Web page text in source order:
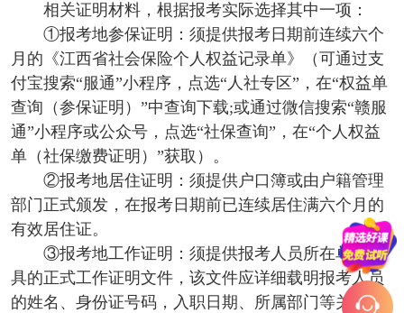
相关证明材料，根据报考实际选择其中一项：
①报考地参保证明：须提供报考日期前连续六个
月的《江西省社会保险个人权益记录单》（可通过支
付宝搜索“服通”小程序，点选“人社专区”，在“权益单
查询（参保证明）”中查询下载;或通过微信搜索“赣服
通”小程序或公众号，点选“社保查询”，在“个人权益
单（社保缴费证明）”获取）。
②报考地居住证明：须提供户口簿或由户籍管理
部门正式颁发，在报考日期前已连续居住满六个月的
有效居住证。
③报考地工作证明：须提供报考人员所在单位出
具的正式工作证明文件，该文件应详细载明报考人员
的姓名、身份证号码，入职日期、所属部门等关键信